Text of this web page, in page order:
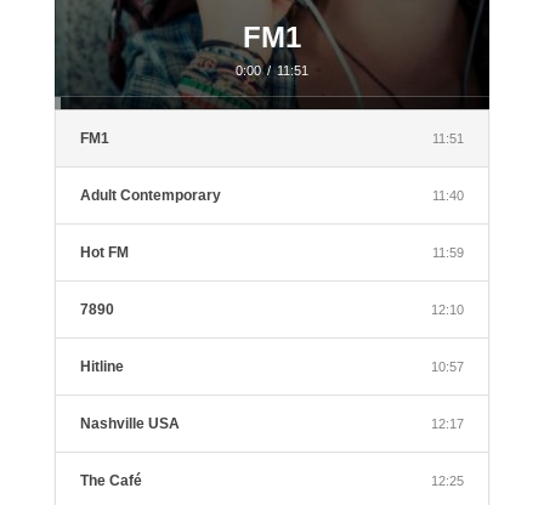
FM1
0:00 / 11:51
FM1 11:51
Adult Contemporary 11:40
Hot FM 11:59
7890 12:10
Hitline 10:57
Nashville USA 12:17
The Café 12:25